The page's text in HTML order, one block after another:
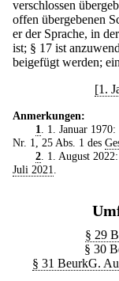
verschlossen
offen übergebenen
er der Sprache, in
ist; § 17 ist
beigefügt werden;
[1.
Anmerkungen:
1
. 1. Januar
Nr. 1, 25 Abs. 1 des
2. 1. August
Juli 2021
§ 29
§ 30
§ 31 BeurkG.